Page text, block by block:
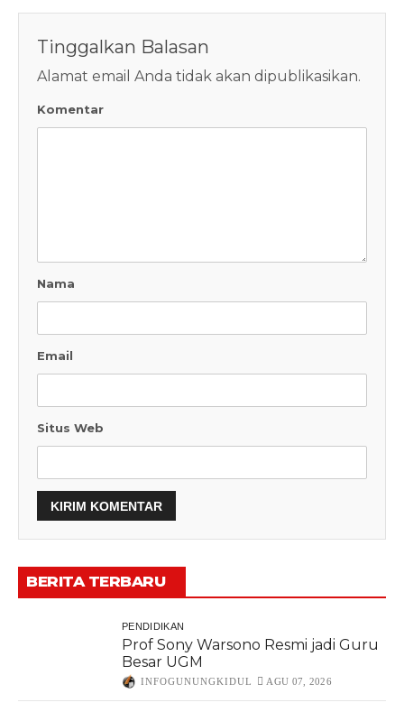
Tinggalkan Balasan
Alamat email Anda tidak akan dipublikasikan.
Komentar
Nama
Email
Situs Web
BERITA TERBARU
PENDIDIKAN
Prof Sony Warsono Resmi jadi Guru
Besar UGM
INFOGUNUNGKIDUL AGU 07, 2026